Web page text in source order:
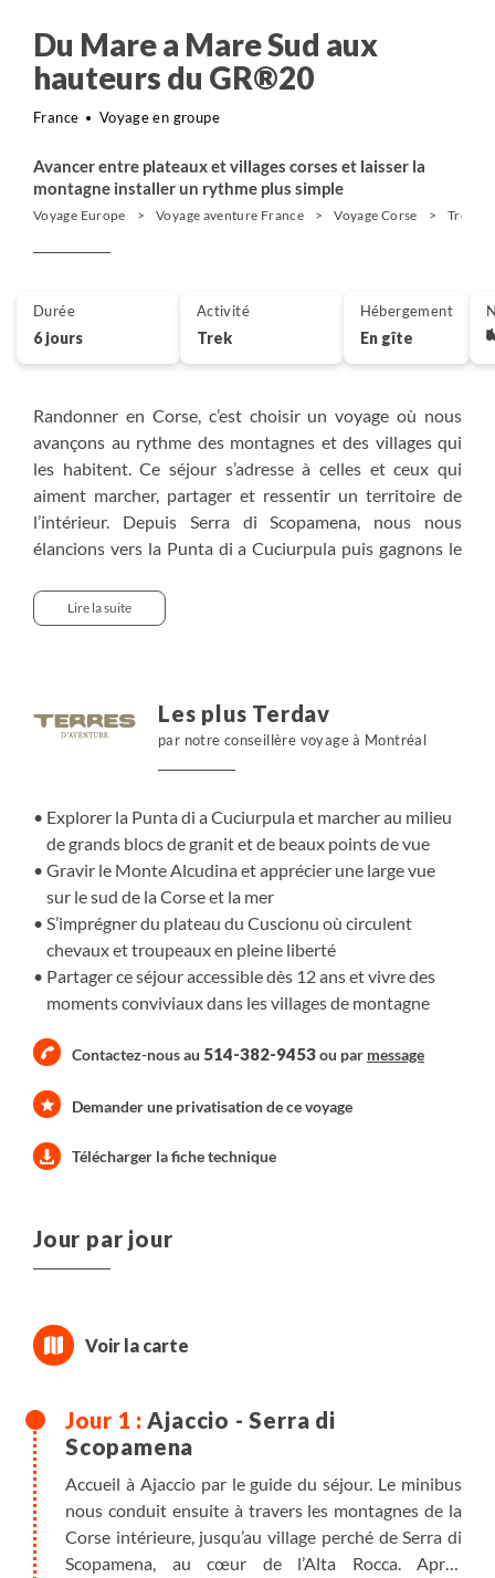
Du Mare a Mare Sud aux
hauteurs du GR®20
France Voyage en groupe
Avancer entre plateaux et villages corses et laisser la
montagne installer un rythme plus simple
Voyage Europe Voyage aventure France Voyage Corse Trek
Randonner en Corse, c’est choisir un voyage où nous
avançons au rythme des montagnes et des villages qui
les habitent. Ce séjour s’adresse à celles et ceux qui
aiment marcher, partager et ressentir un territoire de
l’intérieur. Depuis Serra di Scopamena, nous nous
élancions vers la Punta di a Cuciurpula puis gagnons le
troupeaux et lumière d’altitude. Nous gravissons le
Monte Alcudina avant de descendre vers Cozzano et
d’instants paisibles en gîte ou en bergerie.
Lire la suite
Les plus Terdav
par notre conseillère voyage à Montréal
Explorer la Punta di a Cuciurpula et marcher au milieu
de grands blocs de granit et de beaux points de vue
Gravir le Monte Alcudina et apprécier une large vue
sur le sud de la Corse et la mer
S’imprégner du plateau du Cuscionu où circulent
chevaux et troupeaux en pleine liberté
Partager ce séjour accessible dès 12 ans et vivre des
moments conviviaux dans les villages de montagne
Contactez-nous au 514-382-9453ou par message
Durée
6 jours
Activité
Trek
Hébergement
En gîte
Demander une privatisation de ce voyage
Télécharger la fiche technique
Jour par jour
Ajaccio - Serra di
Scopamena
Accueil à Ajaccio par le guide du séjour. Le minibus
nous conduit ensuite à travers les montagnes de la
Corse intérieure, jusqu’au village perché de Serra di
Scopamena, au cœur de l’Alta Rocca. Après